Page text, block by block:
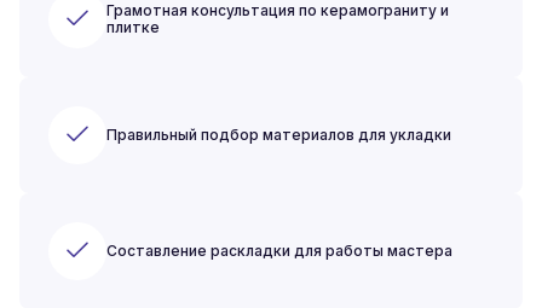
Грамотная консультация по керамограниту и
плитке
Правильный подбор материалов для укладки
Составление раскладки для работы мастера